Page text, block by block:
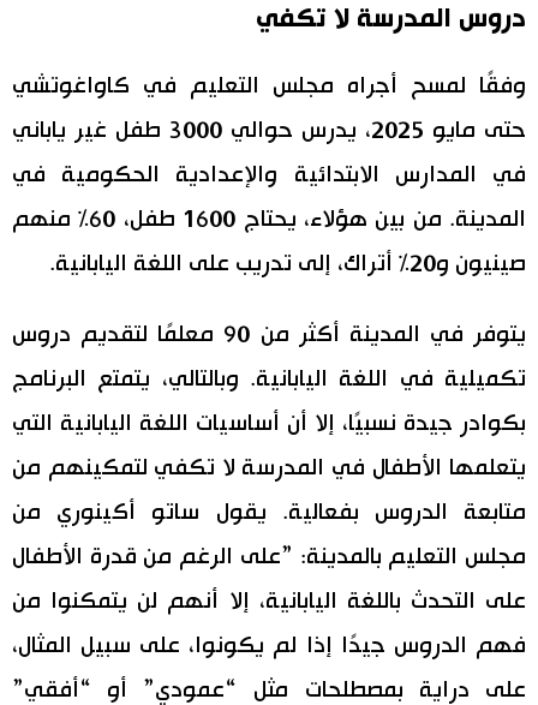
دروس المدرسة لا تكفي
وفقًا لمسح أجراه مجلس التعليم في كاواغوتشي
حتى مايو 2025، يدرس حوالي 3000 طفل غير ياباني
في المدارس الابتدائية والإعدادية الحكومية في
المدينة. من بين هؤلاء، يحتاج 1600 طفل، 60% منهم
صينيون و20% أتراك، إلى تدريب على اللغة اليابانية.
يتوفر في المدينة أكثر من 90 معلمًا لتقديم دروس
تكميلية في اللغة اليابانية. وبالتالي، يتمتع البرنامج
بكوادر جيدة نسبيًا، إلا أن أساسيات اللغة اليابانية التي
يتعلمها الأطفال في المدرسة لا تكفي لتمكينهم من
متابعة الدروس بفعالية. يقول ساتو أكينوري من
مجلس التعليم بالمدينة: ”على الرغم من قدرة الأطفال
على التحدث باللغة اليابانية، إلا أنهم لن يتمكنوا من
فهم الدروس جيدًا إذا لم يكونوا، على سبيل المثال،
على دراية بمصطلحات مثل “عمودي” أو “أفقي”